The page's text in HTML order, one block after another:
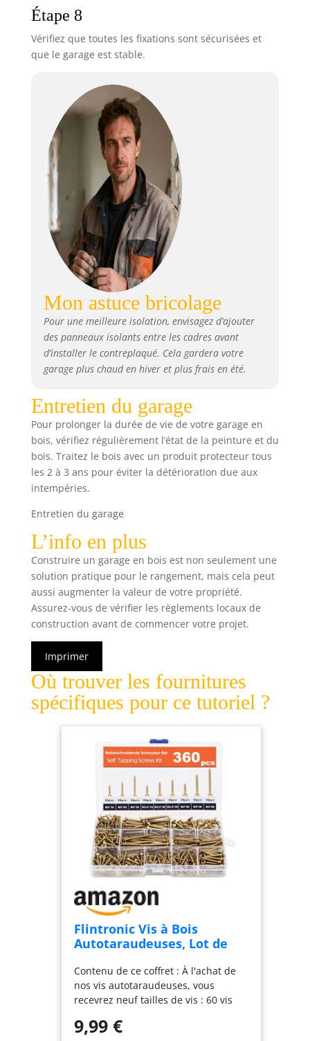
Étape 8
Vérifiez que toutes les fixations sont sécurisées et
que le garage est stable.
Mon astuce bricolage
Pour une meilleure isolation, envisagez d’ajouter
des panneaux isolants entre les cadres avant
d’installer le contreplaqué. Cela gardera votre
garage plus chaud en hiver et plus frais en été.
Entretien du garage
Pour prolonger la durée de vie de votre garage en
bois, vérifiez régulièrement l’état de la peinture et du
bois. Traitez le bois avec un produit protecteur tous
les 2 à 3 ans pour éviter la détérioration due aux
intempéries.
Entretien du garage
L’info en plus
Construire un garage en bois est non seulement une
solution pratique pour le rangement, mais cela peut
aussi augmenter la valeur de votre propriété.
Assurez-vous de vérifier les règlements locaux de
construction avant de commencer votre projet.
Imprimer
Où trouver les fournitures
spécifiques pour ce tutoriel ?
Flintronic Vis à Bois
Autotaraudeuses, Lot de
Universelles, M3/M3.5/M4,
16mm-40mm, avec Boîte de
Rangement en PP, pour
Fenêtres, Terrasses,
Toitures, Clôtures
Contenu de ce coffret : À l'achat de
nos vis autotaraudeuses, vous
recevrez neuf tailles de vis : 60 vis
60 vis M3 de 30 mm, 50 vis M3,5 de
9,99 €